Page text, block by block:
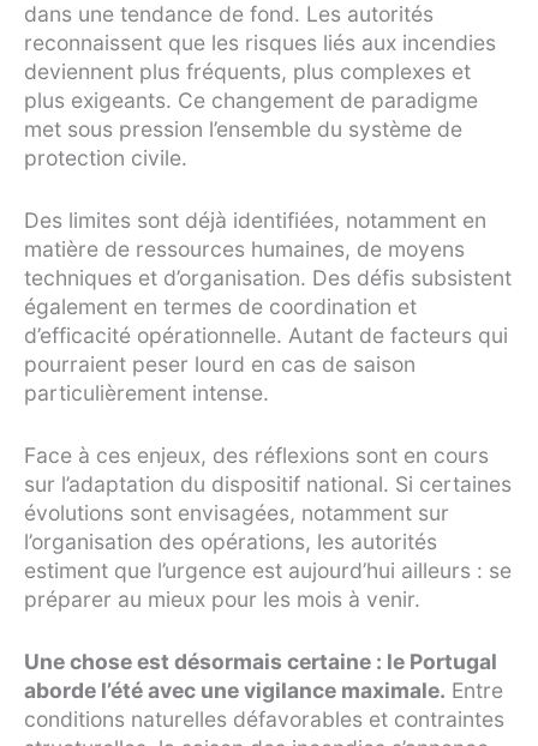
dans une tendance de fond. Les autorités
reconnaissent que les risques liés aux incendies
deviennent plus fréquents, plus complexes et
plus exigeants. Ce changement de paradigme
met sous pression l’ensemble du système de
protection civile.
Des limites sont déjà identifiées, notamment en
matière de ressources humaines, de moyens
techniques et d’organisation. Des défis subsistent
également en termes de coordination et
d’efficacité opérationnelle. Autant de facteurs qui
pourraient peser lourd en cas de saison
particulièrement intense.
Face à ces enjeux, des réflexions sont en cours
sur l’adaptation du dispositif national. Si certaines
évolutions sont envisagées, notamment sur
l’organisation des opérations, les autorités
estiment que l’urgence est aujourd’hui ailleurs : se
préparer au mieux pour les mois à venir.
Une chose est désormais certaine : le Portugal
aborde l’été avec une vigilance maximale. Entre
conditions naturelles défavorables et contraintes